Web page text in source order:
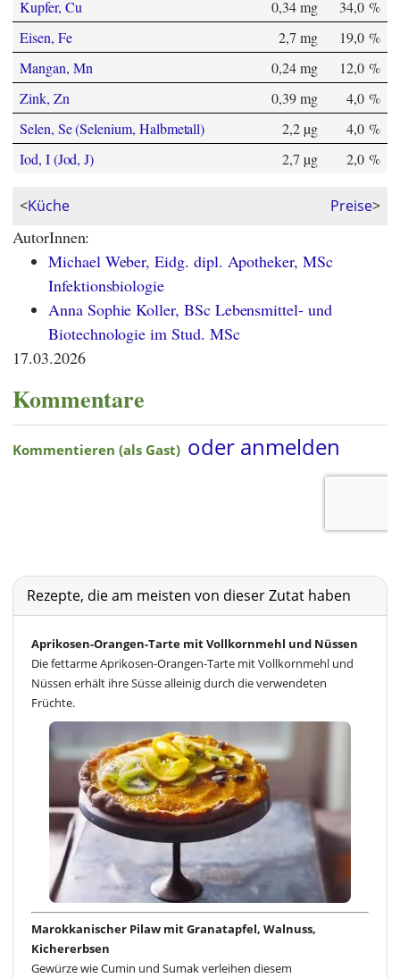
Kupfer, Cu 0,34 mg
34,0 %
Eisen, Fe
2,7 mg
19,0 %
Mangan, Mn
0,24 mg
12,0 %
Zink, Zn
0,39 mg
4,0 %
Selen, Se (Selenium, Halbmetall)
2,2 µg
4,0 %
Iod, I (Jod, J)
2,7 µg 2,0 %
<Küche Preise>
AutorInnen:
Michael Weber, Eidg. dipl. Apotheker, MSc
Infektionsbiologie
Anna Sophie Koller, BSc Lebensmittel- und
Biotechnologie im Stud. MSc
17.03.2026
Kommentare
Rezepte, die am meisten von dieser Zutat haben
Aprikosen-Orangen-Tarte mit Vollkornmehl und Nüssen
Die fettarme Aprikosen-Orangen-Tarte mit Vollkornmehl und
Nüssen erhält ihre Süsse alleinig durch die verwendeten
Früchte.
Marokkanischer Pilaw mit Granatapfel, Walnuss,
Kichererbsen
Gewürze wie Cumin und Sumak verleihen diesem